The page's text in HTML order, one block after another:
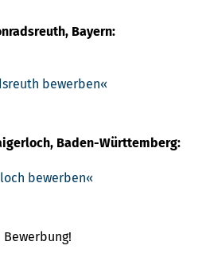
Bayern:
bewerben
Baden-Württemberg:
bewerben